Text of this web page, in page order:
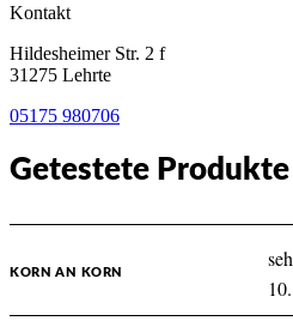
Kontakt
Hildesheimer Str. 2 f
31275 Lehrte
05175 980706
Getestete Produkte
KORN AN KORN